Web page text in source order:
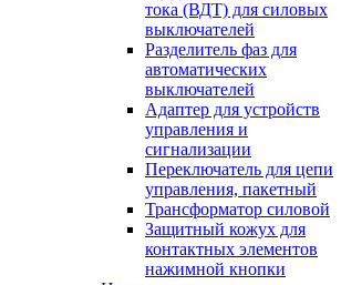
тока (ВДТ) для силовых
выключателей
Разделитель фаз для
автоматических
выключателей
Адаптер для устройств
управления и
сигнализации
Переключатель для цепи
управления, пакетный
Трансформатор силовой
Защитный кожух для
контактных элементов
нажимной кнопки